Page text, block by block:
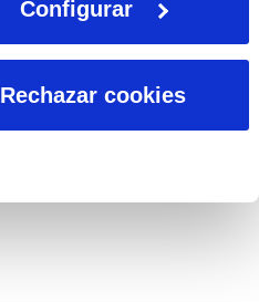
Configurar
Rechazar cookies